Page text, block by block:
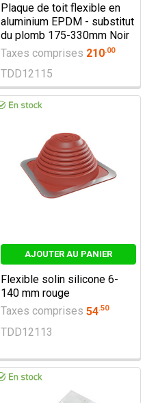
Plaque de toit flexible en
aluminium EPDM - substitut
du plomb 175-330mm Noir
Taxes comprises 210.00
TDD12115
AJOUTER AU PANIER
Flexible solin silicone 6-
140 mm rouge
Taxes comprises 54.50
TDD12113